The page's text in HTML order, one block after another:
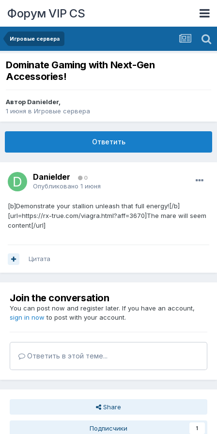
Форум VIP CS
Игровые сервера
Dominate Gaming with Next-Gen
Accessories!
Автор Danielder,
1 июня в Игровые сервера
Ответить
Danielder 0
Опубликовано 1 июня
[b]Demonstrate your stallion unleash that full energy![/b]
[url=https://rx-true.com/viagra.html?aff=3670]The mare will seem
content[/url]
Цитата
Join the conversation
You can post now and register later. If you have an account,
sign in now to post with your account.
Ответить в этой теме...
Share
Подписчики 1